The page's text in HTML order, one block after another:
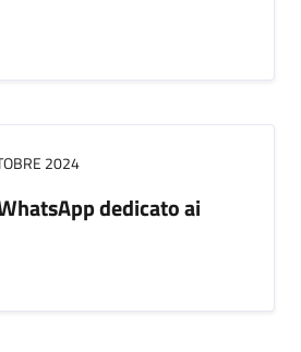
2024
dedicato ai